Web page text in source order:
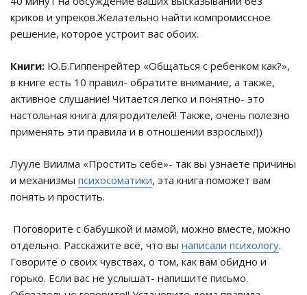
криков и упреков.Желательно найти компромиссное
решение, которое устроит вас обоих.
Книги: Ю.Б.Гиппенрейтер «Общаться с ребенком как?»,
в книге есть 10 правил- обратите внимание, а также,
активное слушание! Читается легко и понятно- это
настольная книга для родителей! Также, очень полезно
применять эти правила и в отношении взрослых!))
Лууле Виилма «Простить себе»- так вы узнаете причины
и механизмы психосоматики, эта книга поможет вам
понять и простить.
Поговорите с бабушкой и мамой, можно вместе, можно
отдельно. Расскажите всё, что вы написали психологу.
Говорите о своих чувствах, о том, как вам обидно и
горько. Если вас не услышат- напишите письмо.